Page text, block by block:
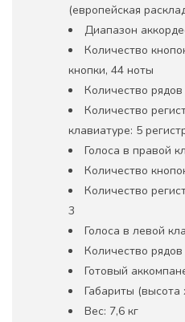
(европейская
Диапазон
Количество
кнопки, 44 ноты
Количество
Количество
клавиатуре: 5
Голоса в правой
Количество
Количество
3
Голоса в левой
Количество
Готовый
Габариты (высота
Вес: 7,6 кг